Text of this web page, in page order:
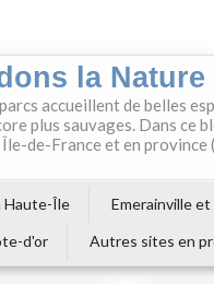
la Nature
accueillent de belles
plus sauvages. Dans ce
de-France et en province
Haute-Île Emerainville
d'or
Autres sites en